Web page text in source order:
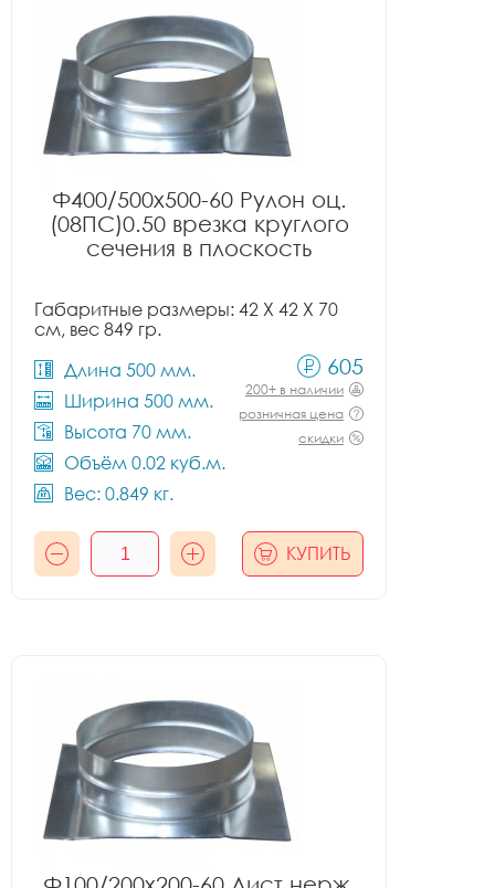
Ф400/500x500-60 Рулон оц.
(08ПС)0.50 врезка круглого
сечения в плоскость
Габаритные размеры: 42 X 42 X 70
см, вес 849 гр.
Длина 500 мм.
Ширина 500 мм.
Высота 70 мм.
Объём 0.02 куб.м.
Вес: 0.849 кг.
605
200+ в наличии
розничная цена
скидки
КУПИТЬ